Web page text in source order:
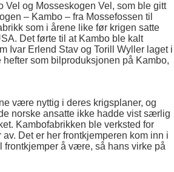
Vel og Mosseskogen Vel, som ble gitt
– Kambo – fra Mossefossen til
som i årene like før krigen satte
Det førte til at Kambo ble kalt
Ivar Erlend Stav og Torill Wyller laget i
som bilproduksjonen på Kambo,
være nyttig i deres krigsplaner, og
norske ansatte ikke hadde vist særlig
Kambofabrikken ble verksted for
Det er her frontkjemperen kom inn i
frontkjemper å være, så hans virke på